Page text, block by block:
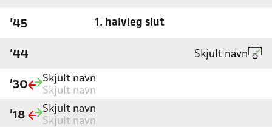
'45 1. halvleg slut
'44 Skjult navn
'30
Skjult navn
Skjult navn
'18
Skjult navn
Skjult navn